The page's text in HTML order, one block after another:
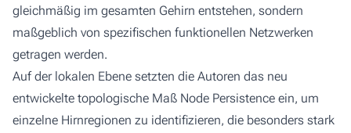
gleichmäßig im gesamten Gehirn entstehen, sondern
maßgeblich von spezifischen funktionellen Netzwerken
getragen werden.
Auf der lokalen Ebene setzten die Autoren das neu
entwickelte topologische Maß Node Persistence ein, um
einzelne Hirnregionen zu identifizieren, die besonders stark